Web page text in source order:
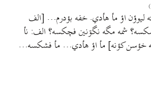
)
لیوؤن اؤ مأ هأدي. خفه بؤدرم… [الف
شمه مگه نگۊنين فچکسه؟ الف: نأ
خؤسن کؤنه] مأ اؤ هأدي… مأ فشکسه…
[الف رۊ کؤنه ج ٚ طرف کي شاىد…